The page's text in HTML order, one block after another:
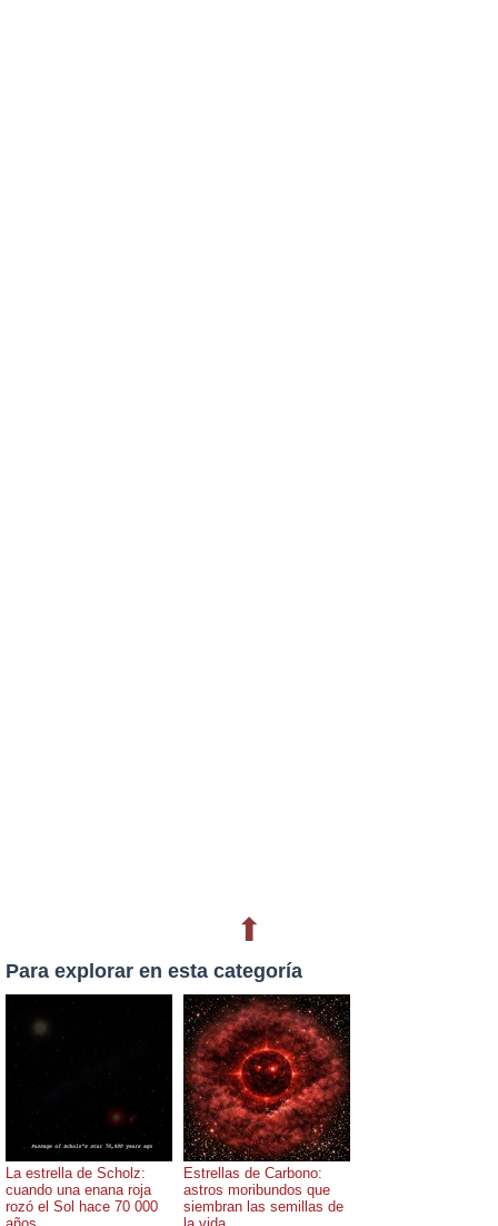
⬆
Para explorar en esta categoría
La estrella de Scholz:
cuando una enana roja
rozó el Sol hace 70 000
años
Estrellas de Carbono:
astros moribundos que
siembran las semillas de
la vida